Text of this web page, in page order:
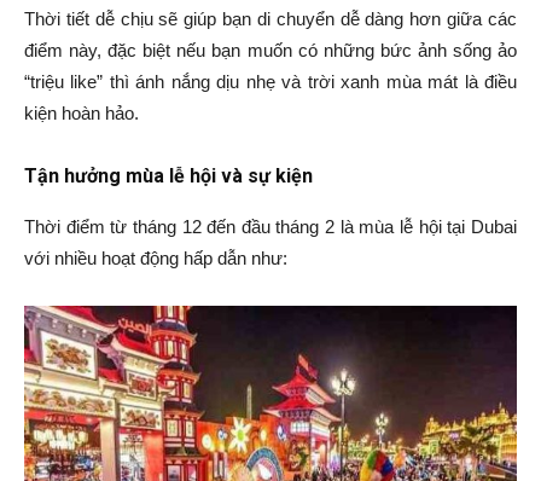
Thời tiết dễ chịu sẽ giúp bạn di chuyển dễ dàng hơn giữa các
điểm này, đặc biệt nếu bạn muốn có những bức ảnh sống ảo
“triệu like” thì ánh nắng dịu nhẹ và trời xanh mùa mát là điều
kiện hoàn hảo.
Tận hưởng mùa lễ hội và sự kiện
Thời điểm từ tháng 12 đến đầu tháng 2 là mùa lễ hội tại Dubai
với nhiều hoạt động hấp dẫn như: